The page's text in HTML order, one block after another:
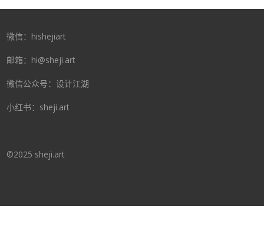
微信：hishejiart
邮箱：hi@sheji.art
微信公众号：设计江湖
小红书：sheji.art
©2025 sheji.art